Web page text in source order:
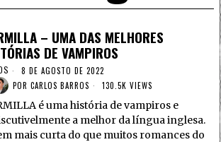
– UMA DAS MELHORES
DE VAMPIROS
8 DE AGOSTO DE 2022
POR CARLOS BARROS 130.5K VIEWS
é uma história de vampiros e
a melhor da língua inglesa.
mais curta do que muitos romances do